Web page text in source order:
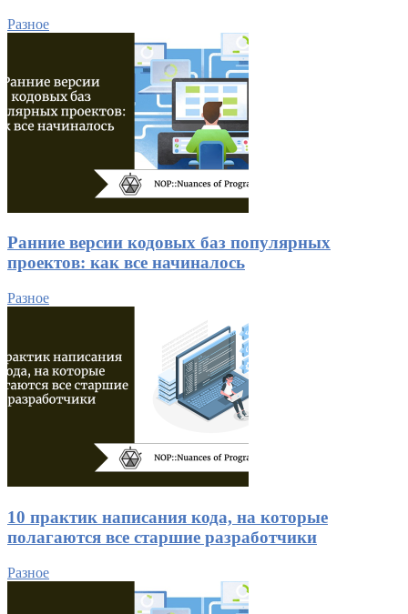
Разное
Ранние версии кодовых баз популярных
проектов: как все начиналось
Разное
10 практик написания кода, на которые
полагаются все старшие разработчики
Разное